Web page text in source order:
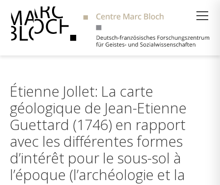
Étienne Jollet: La carte
géologique de Jean-Etienne
Guettard (1746) en rapport
avec les différentes formes
d’intérêt pour le sous-sol à
l’époque (l’archéologie et la